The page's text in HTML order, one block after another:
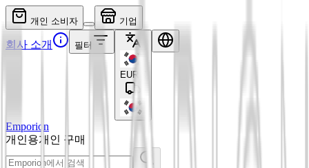
개인 소비자 기업
회사 소개 필터
EUR
Emporion
개인용개인 구매